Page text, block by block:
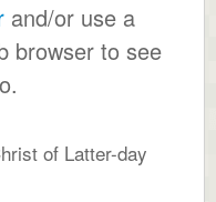
and/or use a
browser to see
of Latter-day